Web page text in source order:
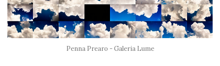
Penna Prearo - Galeria Lume